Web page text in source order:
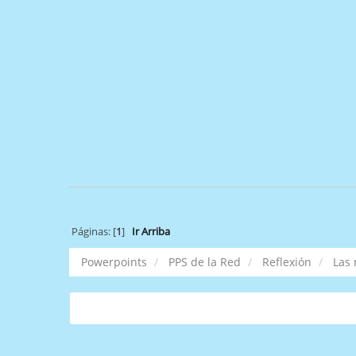
Páginas: [1] Ir Arriba
Powerpoints PPS de la Red Reflexión Las